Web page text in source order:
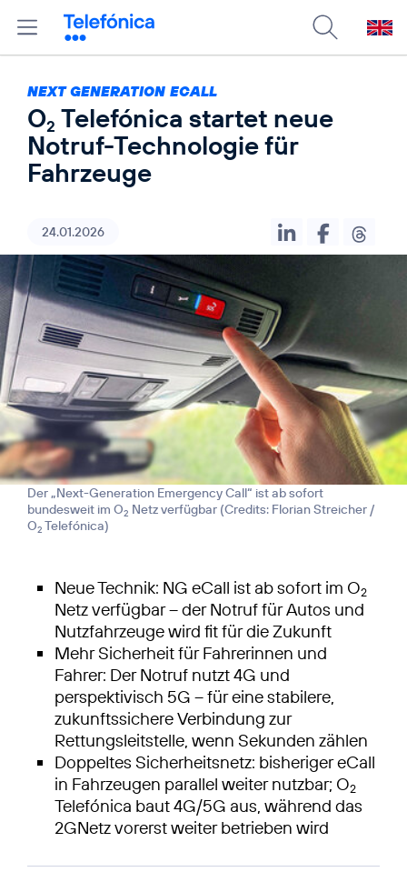
NEXT GENERATION ECALL
O2 Telefónica startet neue
Notruf-Technologie für
Fahrzeuge
24.01.2026
Der „Next-Generation Emergency Call“ ist ab sofort
bundesweit im O2 Netz verfügbar (Credits: Florian Streicher /
O2 Telefónica)
Neue Technik: NG eCall ist ab sofort im O2
Netz verfügbar – der Notruf für Autos und
Nutzfahrzeuge wird fit für die Zukunft
Mehr Sicherheit für Fahrerinnen und
Fahrer: Der Notruf nutzt 4G und
perspektivisch 5G – für eine stabilere,
zukunftssichere Verbindung zur
Rettungsleitstelle, wenn Sekunden zählen
Doppeltes Sicherheitsnetz: bisheriger eCall
in Fahrzeugen parallel weiter nutzbar; O2
Telefónica baut 4G/5G aus, während das
2GNetz vorerst weiter betrieben wird